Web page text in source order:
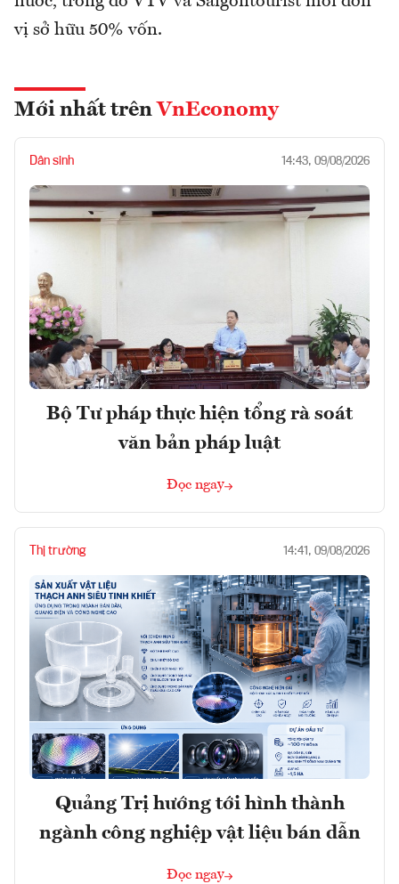
vị sở hữu 50% vốn.
Mới nhất trên VnEconomy
Dân sinh 14:43, 09/08/2026
Bộ Tư pháp thực hiện tổng rà soát
văn bản pháp luật
Đọc ngay
Thị trường 14:41, 09/08/2026
Quảng Trị hướng tới hình thành
ngành công nghiệp vật liệu bán dẫn
Đọc ngay